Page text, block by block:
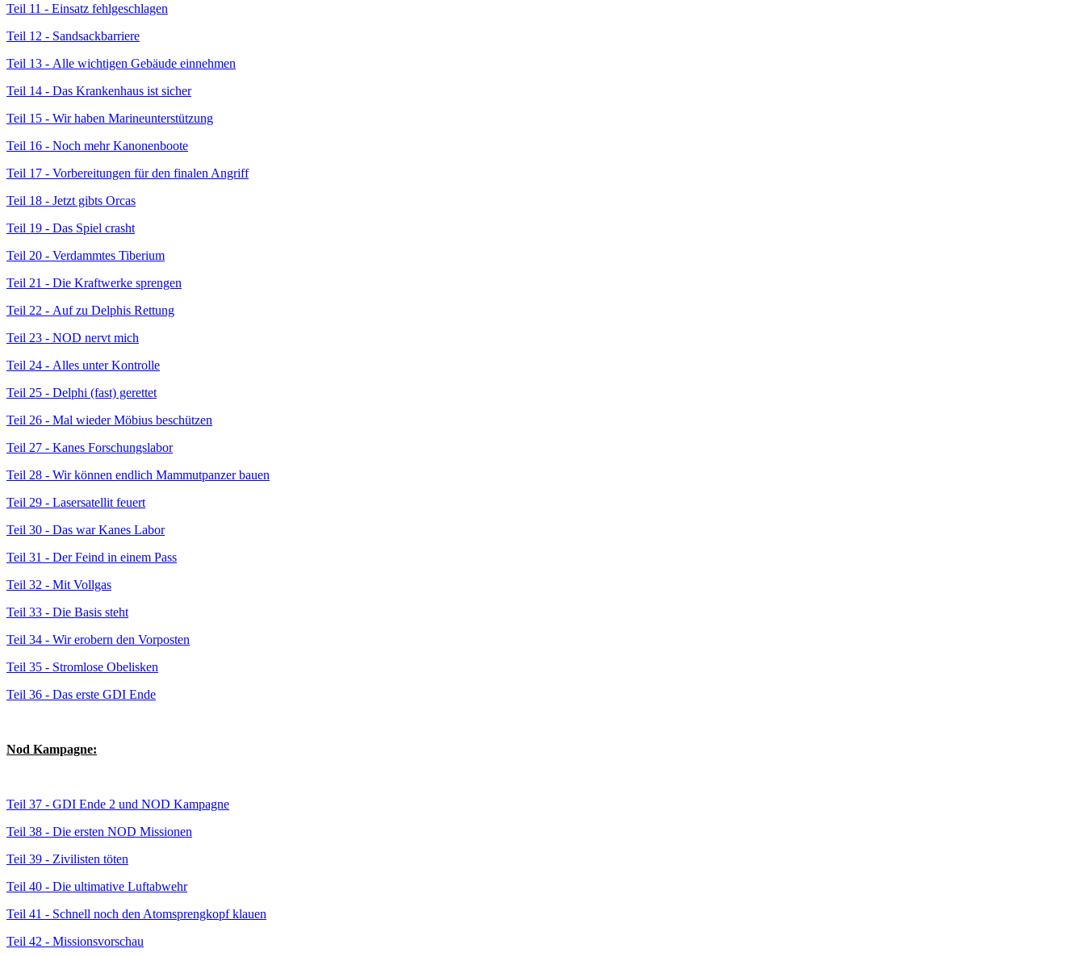
Teil 11 - Einsatz fehlgeschlagen
Teil 12 - Sandsackbarriere
Teil 13 - Alle wichtigen Gebäude einnehmen
Teil 14 - Das Krankenhaus ist sicher
Teil 15 - Wir haben Marineunterstützung
Teil 16 - Noch mehr Kanonenboote
Teil 17 - Vorbereitungen für den finalen Angriff
Teil 18 - Jetzt gibts Orcas
Teil 19 - Das Spiel crasht
Teil 20 - Verdammtes Tiberium
Teil 21 - Die Kraftwerke sprengen
Teil 22 - Auf zu Delphis Rettung
Teil 23 - NOD nervt mich
Teil 24 - Alles unter Kontrolle
Teil 25 - Delphi (fast) gerettet
Teil 26 - Mal wieder Möbius beschützen
Teil 27 - Kanes Forschungslabor
Teil 28 - Wir können endlich Mammutpanzer bauen
Teil 29 - Lasersatellit feuert
Teil 30 - Das war Kanes Labor
Teil 31 - Der Feind in einem Pass
Teil 32 - Mit Vollgas
Teil 33 - Die Basis steht
Teil 34 - Wir erobern den Vorposten
Teil 35 - Stromlose Obelisken
Teil 36 - Das erste GDI Ende
Nod Kampagne:
Teil 37 - GDI Ende 2 und NOD Kampagne
Teil 38 - Die ersten NOD Missionen
Teil 39 - Zivilisten töten
Teil 40 - Die ultimative Luftabwehr
Teil 41 - Schnell noch den Atomsprengkopf klauen
Teil 42 - Missionsvorschau